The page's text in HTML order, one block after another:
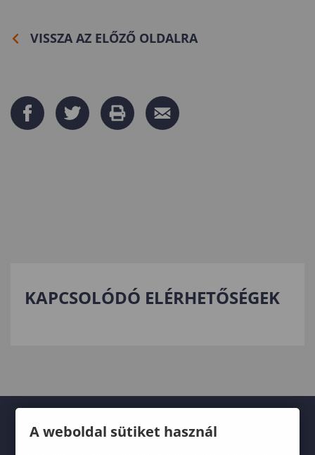
VISSZA AZ ELŐZŐ OLDALRA
KAPCSOLÓDÓ ELÉRHETŐSÉGEK
A weboldal sütiket használ